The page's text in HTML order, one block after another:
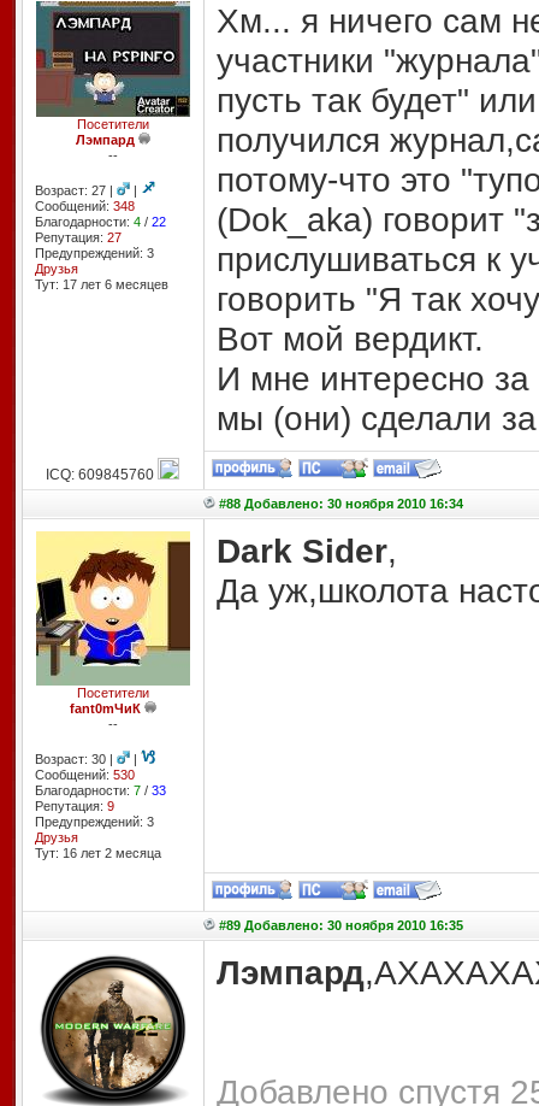
Посетители
Лэмпард
--
Возраст: 27 |
|
Сообщений: 348
Благодарности: 4/ 22
Репутация: 27
Предупреждений: 3
Друзья
Тут: 17 лет 6 месяцев
Хм... я ничего сам
участники
пусть так будет"
получился
потому-что это
(Dok_aka) говорит
прислушиваться к
говорить "Я так
Вот мой вердикт.
И мне интересно
мы (они) сделали
ICQ: 609845760
#88 Добавлено: 30 ноября 2010 16:34
Посетители
fant0mЧиК
--
Возраст: 30 |
|
Сообщений: 530
Благодарности: 7/ 33
Репутация: 9
Предупреждений: 3
Друзья
Тут: 16 лет 2 месяцa
Dark Sider,
Да уж,школота
#89 Добавлено: 30 ноября 2010 16:35
Лэмпард
Добавлено спустя